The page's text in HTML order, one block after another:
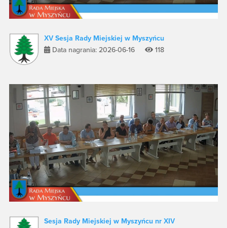
XV Sesja Rady Miejskiej w Myszyńcu
Data nagrania: 2026-06-16
118
Sesja Rady Miejskiej w Myszyńcu nr XIV